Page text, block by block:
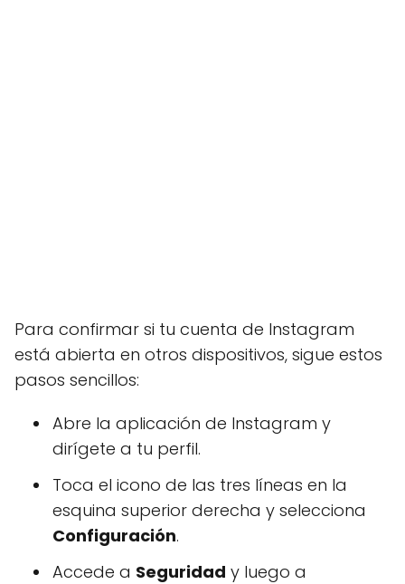
Para confirmar si tu cuenta de Instagram
está abierta en otros dispositivos, sigue estos
pasos sencillos:
Abre la aplicación de Instagram y
dirígete a tu perfil.
Toca el icono de las tres líneas en la
esquina superior derecha y selecciona
Configuración.
Accede a Seguridad y luego a